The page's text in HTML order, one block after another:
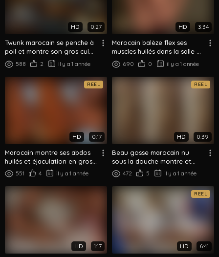
HD 0:27
Twunk marocain se penche à
poil et montre son gros cul
dans le miroir
588 2 il y a 1 année
HD 3:34
Marocain balèze flex ses
muscles huilés dans la salle de
bain solo
690 0 il y a 1 année
REEL
HD 0:17
Marocain montre ses abdos
huilés et éjaculation en gros
plan551 4 il y a 1 année
REEL
HD 0:39
Beau gosse marocain nu
sous la douche montre et
écarte ses fesses lisses
472 5 il y a 1 année
HD 1:17
REEL
HD 6:41